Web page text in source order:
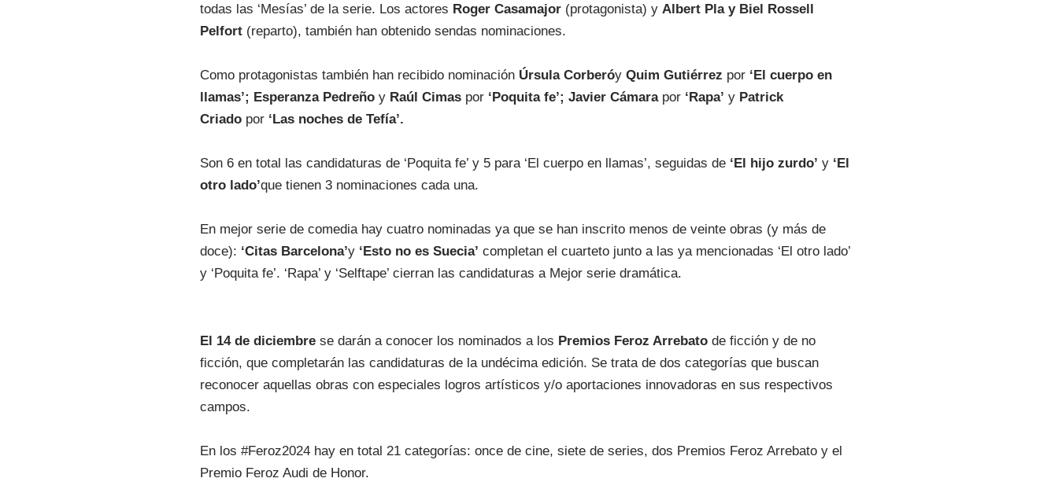
todas las ‘Mesías’ de la serie. Los actores Roger Casamajor (protagonista) y Albert Pla y Biel Rossell
Pelfort (reparto), también han obtenido sendas nominaciones.
Como protagonistas también han recibido nominación Úrsula CorberóyQuim Gutiérrez por ‘El cuerpo en
llamas’; Esperanza Pedreño y Raúl Cimas por ‘Poquita fe’; Javier Cámarapor ‘Rapa’ y Patrick
Criado por ‘Las noches de Tefía’.
Son 6 en total las candidaturas de ‘Poquita fe’ y 5 para ‘El cuerpo en llamas’, seguidas de ‘El hijo zurdo’ y ‘El
otro lado’que tienen 3 nominaciones cada una.
En mejor serie de comedia hay cuatro nominadas ya que se han inscrito menos de veinte obras (y más de
doce): ‘Citas Barcelona’y ‘Esto no es Suecia’ completan el cuarteto junto a las ya mencionadas ‘El otro lado’
y ‘Poquita fe’. ‘Rapa’ y ‘Selftape’ cierran las candidaturas a Mejor serie dramática.
El 14 de diciembre se darán a conocer los nominados a los Premios Feroz Arrebato de ficción y de no
ficción, que completarán las candidaturas de la undécima edición. Se trata de dos categorías que buscan
reconocer aquellas obras con especiales logros artísticos y/o aportaciones innovadoras en sus respectivos
campos.
En los #Feroz2024 hay en total 21 categorías: once de cine, siete de series, dos Premios Feroz Arrebato y el
Premio Feroz Audi de Honor.